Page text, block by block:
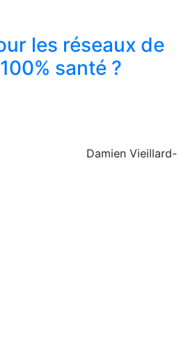
les réseaux de
santé ?
Damien Vieillard-